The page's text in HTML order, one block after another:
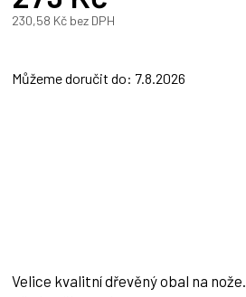
230,58 Kč bez DPH
Můžeme doručit do: 7.8.2026
Velice kvalitní dřevěný obal na